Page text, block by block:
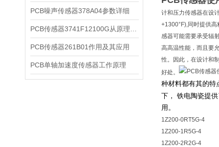
PCB噪声传感器378A04参数详细
PCB传感器261B01作用及其应用
PCB单轴加速度传感器工作原理
计和压力传感器在设
+1300°F),同时提供
感器可能需要承受辐
高高温性能，而且要
性。因此，在设计和
好处。
种材料都有其的特
下， 铁电陶瓷提
用。
1Z200-0RT5G-4
1Z200-1R5G-4
1Z200-2R2G-4